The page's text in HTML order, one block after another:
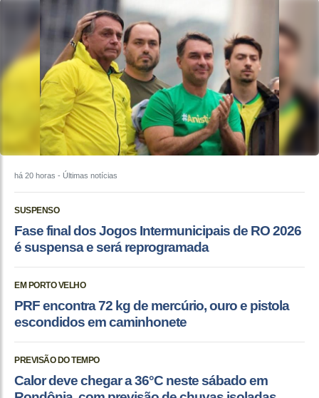
há 20 horas - Últimas notícias
SUSPENSO
Fase final dos Jogos Intermunicipais de RO 2026
é suspensa e será reprogramada
EM PORTO VELHO
PRF encontra 72 kg de mercúrio, ouro e pistola
escondidos em caminhonete
PREVISÃO DO TEMPO
Calor deve chegar a 36°C neste sábado em